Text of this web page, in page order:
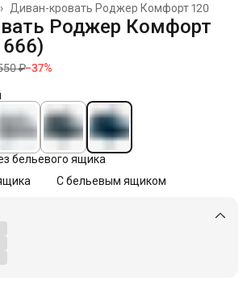
Диван-кровать Роджер Комфорт 120
›
Роджер Комфорт
₽−37%
бельевого ящика
С бельевым ящиком